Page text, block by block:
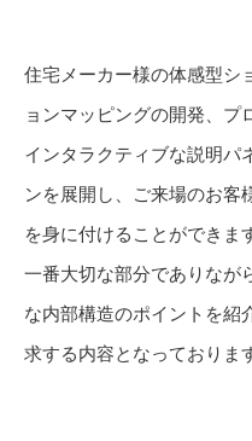
住宅メーカー様の体感型シ
ョンマッピングの開発、プ
インタラクティブな説明パ
ンを展開し、ご来場のお客
を身に付けることができま
一番大切な部分でありなが
な内部構造のポイントを紹
求する内容となっておりま